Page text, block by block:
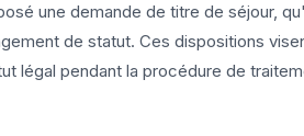
une demande de titre de séjour,
de statut. Ces dispositions
légal pendant la procédure de